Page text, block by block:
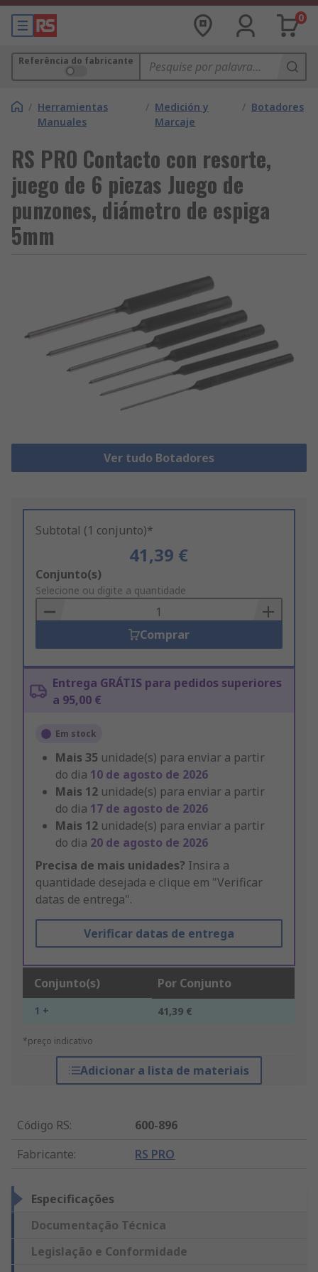
0
Referência do fabricante
/ Herramientas
Manuales
/ Medición y
Marcaje
/ Botadores
RS PRO Contacto con resorte,
juego de 6 piezas Juego de
punzones, diámetro de espiga
5mm
Ver tudo Botadores
Subtotal (1 conjunto)*
41,39 €
Add
to
Basket
Conjunto(s)
Selecione ou digite a quantidade
Comprar
Entrega GRÁTIS para pedidos superiores
a 95,00 €
Em stock
Mais 35 unidade(s) para enviar a partir
do dia 10 de agosto de 2026
Mais 12 unidade(s) para enviar a partir
do dia 17 de agosto de 2026
Mais 12 unidade(s) para enviar a partir
do dia 20 de agosto de 2026
Precisa de mais unidades? Insira a
quantidade desejada e clique em "Verificar
datas de entrega".
Verificar datas de entrega
Conjunto(s) Por Conjunto
1 + 41,39 €
*preço indicativo
Adicionar a lista de materiais
Código RS:
600-896
Fabricante: RS PRO
Especificações
Documentação Técnica
Legislação e Conformidade